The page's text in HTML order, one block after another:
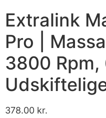
Extralink
Pro |
3800 Rpm,
378.00 kr.